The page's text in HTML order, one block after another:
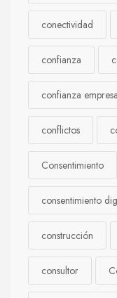
conectividad
confianza
confianza
conflictos
Consentimiento
consentimiento
construcción
consultor